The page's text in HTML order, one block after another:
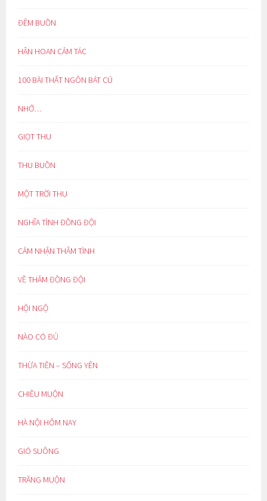
ĐÊM BUỒN
HÂN HOAN CẢM TÁC
100 BÀI THẤT NGÔN BÁT CÚ
NHỚ…
GIỌT THU
THU BUỒN
MỘT TRỜI THU
NGHĨA TÌNH ĐỒNG ĐỘI
CẢM NHẬN THÂM TÌNH
VỀ THĂM ĐỒNG ĐỘI
HỘI NGỘ
NÀO CÓ ĐỦ
THỪA TIỀN – SỐNG YÊN
CHIỀU MUỘN
HÀ NỘI HÔM NAY
GIÓ SUÔNG
TRĂNG MUỘN